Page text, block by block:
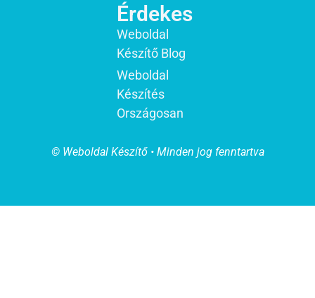
Érdekes
Weboldal
Készítő Blog
Weboldal
Készítés
Országosan
© Weboldal Készítő • Minden jog fenntartva